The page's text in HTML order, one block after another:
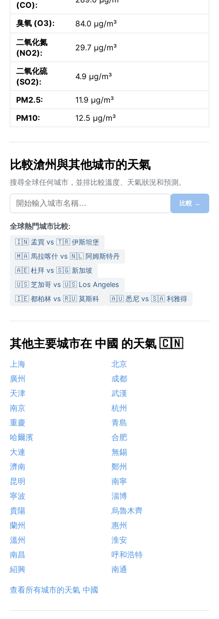
(CO):
臭氧 (O3):
84.0 µg/m³
二氧化氮
(NO2):
29.7 µg/m³
二氧化硫
(SO2):
4.9 µg/m³
PM2.5:
11.9 µg/m³
PM10:
12.5 µg/m³
比較滄州與其他城市的天氣
搜尋全球任何城市，並排比較溫度、天氣狀況和預測。
比較 →
全球熱門城市比較:
🇮🇳 孟買 vs 🇹🇷 伊斯坦堡
🇲🇦 馬拉喀什 vs 🇳🇱 阿姆斯特丹
🇦🇪 杜拜 vs 🇸🇬 新加坡
🇺🇸 芝加哥 vs 🇺🇸 Los Angeles
🇮🇪 都柏林 vs 🇷🇺 莫斯科
🇦🇺 悉尼 vs 🇸🇦 利雅得
其他主要城市在 中國 的天氣 🇨🇳
上海
北京
廣州
成都
天津
武漢
南京
杭州
重慶
青島
哈爾濱
合肥
大連
無錫
濟南
鄭州
昆明
南寧
寧波
淄博
貴陽
烏魯木齊
蘭州
惠州
溫州
淮安
南昌
呼和浩特
紹興
南通
查看所有城市的天氣 中國